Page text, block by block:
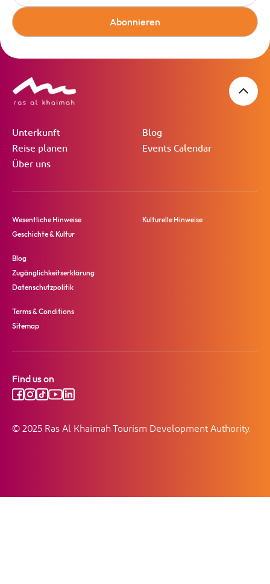
Abonnieren
Unterkunft
Reise planen
Über uns
Blog
Events Calendar
Wesentliche Hinweise
Geschichte & Kultur
Kulturelle Hinweise
Blog
Zugänglichkeitserklärung
Datenschutzpolitik
Terms & Conditions
Sitemap
Find us on
© 2025 Ras Al Khaimah Tourism Development Authority.